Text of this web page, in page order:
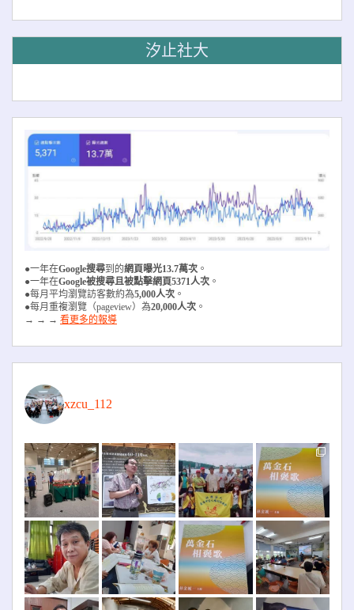
汐止社大
●一年在Google搜尋到的網頁曝光13.7萬次 。
●一年在Google被搜尋且被點擊網頁5371人次 。
●每月平均瀏覽訪客數約為5,000人次 。
●每月重複瀏覽（pageview）為20,000人次 。
→ → → 看更多的報導
xzcu_112